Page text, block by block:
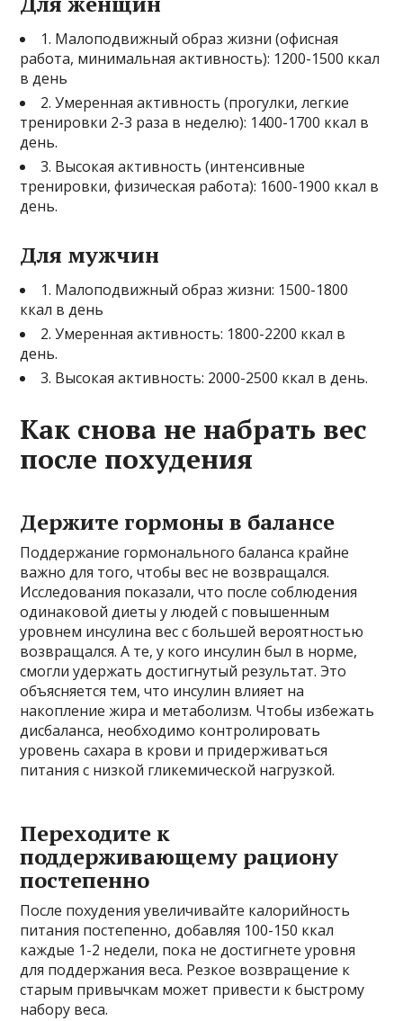
1. Малоподвижный образ жизни (офисная
работа, минимальная активность): 1200-1500 ккал
в день
2. Умеренная активность (прогулки, легкие
тренировки 2-3 раза в неделю): 1400-1700 ккал в
день.
3. Высокая активность (интенсивные
тренировки, физическая работа): 1600-1900 ккал в
день.
Для мужчин
1. Малоподвижный образ жизни: 1500-1800
ккал в день
2. Умеренная активность: 1800-2200 ккал в
день.
3. Высокая активность: 2000-2500 ккал в день.
Как снова не набрать вес
после похудения
Держите гормоны в балансе
Поддержание гормонального баланса крайне
важно для того, чтобы вес не возвращался.
Исследования показали, что после соблюдения
одинаковой диеты у людей с повышенным
уровнем инсулина вес с большей вероятностью
возвращался. А те, у кого инсулин был в норме,
смогли удержать достигнутый результат. Это
объясняется тем, что инсулин влияет на
накопление жира и метаболизм. Чтобы избежать
дисбаланса, необходимо контролировать
уровень сахара в крови и придерживаться
питания с низкой гликемической нагрузкой.
Переходите к
поддерживающему рациону
постепенно
После похудения увеличивайте калорийность
питания постепенно, добавляя 100-150 ккал
каждые 1-2 недели, пока не достигнете уровня
для поддержания веса. Резкое возвращение к
старым привычкам может привести к быстрому
набору веса.